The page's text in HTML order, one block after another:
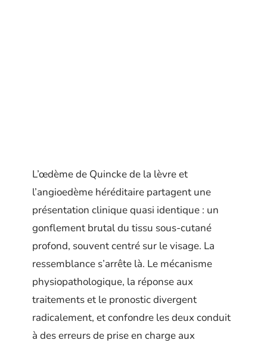
L’œdème de Quincke de la lèvre et
l’angioedème héréditaire partagent une
présentation clinique quasi identique : un
gonflement brutal du tissu sous-cutané
profond, souvent centré sur le visage. La
ressemblance s’arrête là. Le mécanisme
physiopathologique, la réponse aux
traitements et le pronostic divergent
radicalement, et confondre les deux conduit
à des erreurs de prise en charge aux